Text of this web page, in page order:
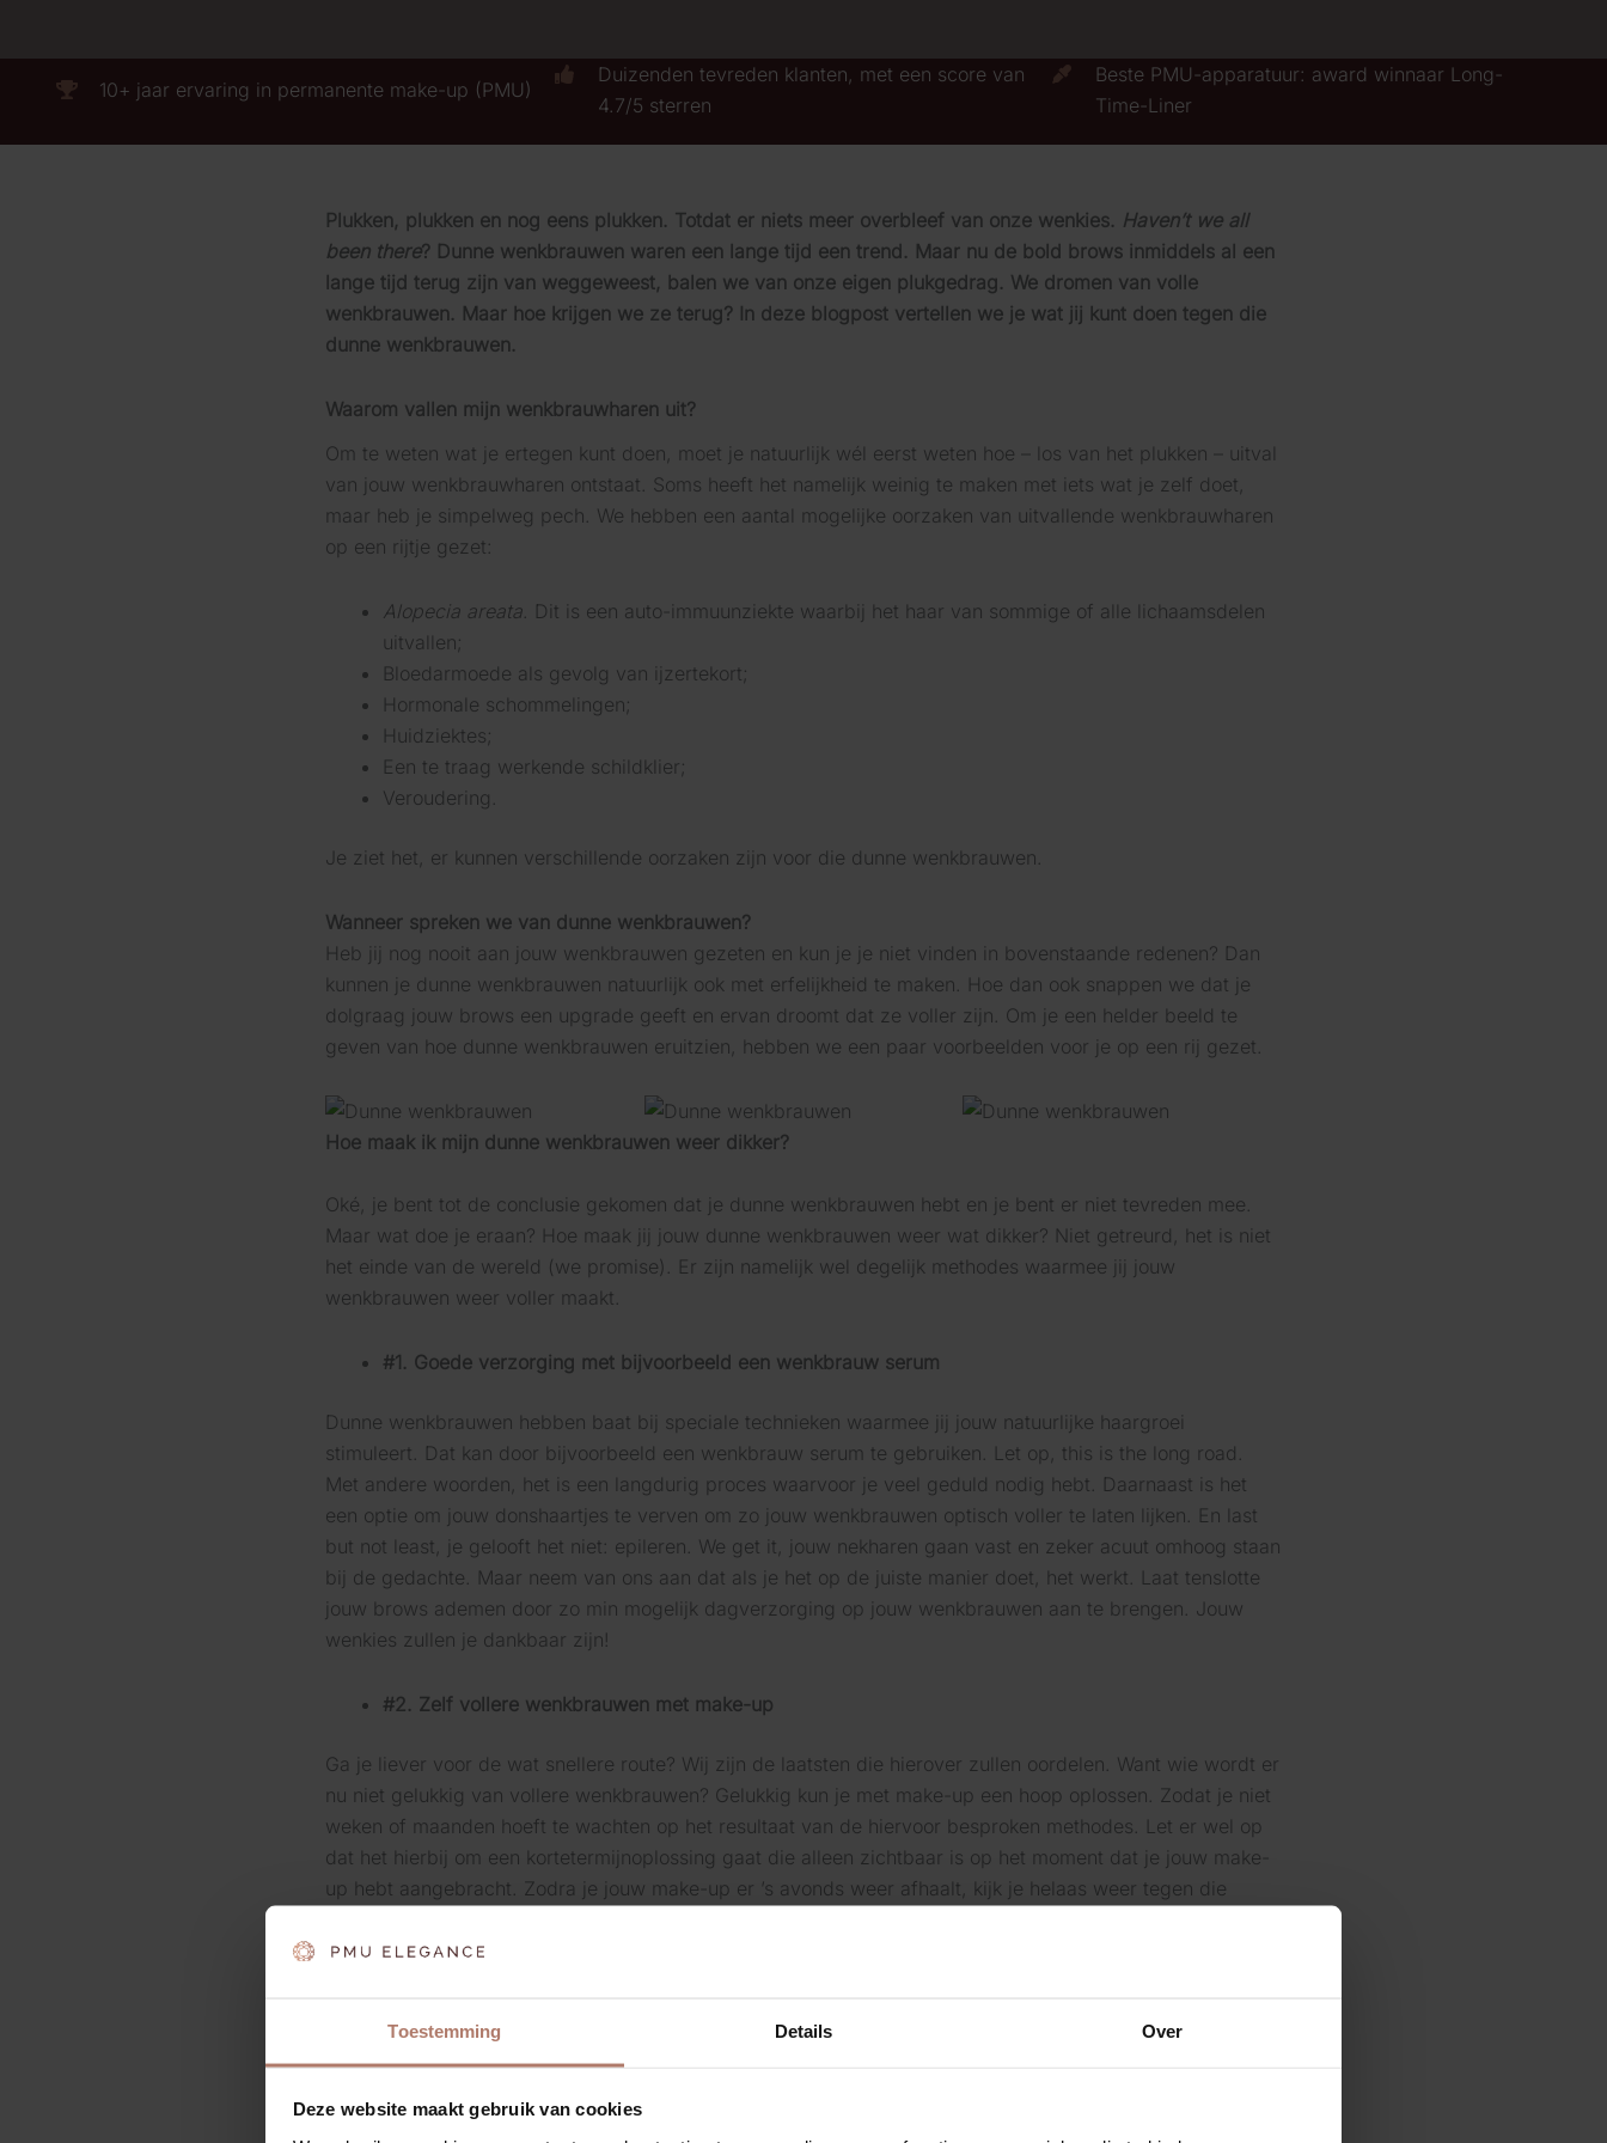
Toestemming Details Over
Deze website maakt gebruik van cookies
10+ jaar ervaring in permanente make-up (PMU)
Duizenden tevreden klanten, met een score van
4.7/5 sterren
Beste PMU-apparatuur: award winnaar Long-
Time-Liner
Plukken, plukken en nog eens plukken. Totdat er niets meer overbleef van onze wenkies. Haven’t we all
been there? Dunne wenkbrauwen waren een lange tijd een trend. Maar nu de bold brows inmiddels al een
lange tijd terug zijn van weggeweest, balen we van onze eigen plukgedrag. We dromen van volle
wenkbrauwen. Maar hoe krijgen we ze terug? In deze blogpost vertellen we je wat jij kunt doen tegen die
dunne wenkbrauwen.
Waarom vallen mijn wenkbrauwharen uit?
Om te weten wat je ertegen kunt doen, moet je natuurlijk wél eerst weten hoe – los van het plukken – uitval
van jouw wenkbrauwharen ontstaat. Soms heeft het namelijk weinig te maken met iets wat je zelf doet,
maar heb je simpelweg pech. We hebben een aantal mogelijke oorzaken van uitvallende wenkbrauwharen
op een rijtje gezet:
Alopecia areata. Dit is een auto-immuunziekte waarbij het haar van sommige of alle lichaamsdelen
uitvallen;
Bloedarmoede als gevolg van ijzertekort;
Hormonale schommelingen;
Huidziektes;
Een te traag werkende schildklier;
Veroudering.
Je ziet het, er kunnen verschillende oorzaken zijn voor die dunne wenkbrauwen.
Wanneer spreken we van dunne wenkbrauwen?
Heb jij nog nooit aan jouw wenkbrauwen gezeten en kun je je niet vinden in bovenstaande redenen? Dan
kunnen je dunne wenkbrauwen natuurlijk ook met erfelijkheid te maken. Hoe dan ook snappen we dat je
dolgraag jouw brows een upgrade geeft en ervan droomt dat ze voller zijn. Om je een helder beeld te
geven van hoe dunne wenkbrauwen eruitzien, hebben we een paar voorbeelden voor je op een rij gezet.
Hoe maak ik mijn dunne wenkbrauwen weer dikker?
Oké, je bent tot de conclusie gekomen dat je dunne wenkbrauwen hebt en je bent er niet tevreden mee.
Maar wat doe je eraan? Hoe maak jij jouw dunne wenkbrauwen weer wat dikker? Niet getreurd, het is niet
het einde van de wereld (we promise). Er zijn namelijk wel degelijk methodes waarmee jij jouw
wenkbrauwen weer voller maakt.
#1. Goede verzorging met bijvoorbeeld een wenkbrauw serum
Dunne wenkbrauwen hebben baat bij speciale technieken waarmee jij jouw natuurlijke haargroei
stimuleert. Dat kan door bijvoorbeeld een wenkbrauw serum te gebruiken. Let op, this is the long road.
Met andere woorden, het is een langdurig proces waarvoor je veel geduld nodig hebt. Daarnaast is het
een optie om jouw donshaartjes te verven om zo jouw wenkbrauwen optisch voller te laten lijken. En last
but not least, je gelooft het niet: epileren. We get it, jouw nekharen gaan vast en zeker acuut omhoog staan
bij de gedachte. Maar neem van ons aan dat als je het op de juiste manier doet, het werkt. Laat tenslotte
jouw brows ademen door zo min mogelijk dagverzorging op jouw wenkbrauwen aan te brengen. Jouw
wenkies zullen je dankbaar zijn!
#2. Zelf vollere wenkbrauwen met make-up
Ga je liever voor de wat snellere route? Wij zijn de laatsten die hierover zullen oordelen. Want wie wordt er
nu niet gelukkig van vollere wenkbrauwen? Gelukkig kun je met make-up een hoop oplossen. Zodat je niet
weken of maanden hoeft te wachten op het resultaat van de hiervoor besproken methodes. Let er wel op
dat het hierbij om een kortetermijnoplossing gaat die alleen zichtbaar is op het moment dat je jouw make-
up hebt aangebracht. Zodra je jouw make-up er ’s avonds weer afhaalt, kijk je helaas weer tegen die
twee tools voor nodig: een schuin aflopend kwastje en wenkbrauwpoeder. Het vullen van de wenkbrauwen
#3. Blijvend volle wenkbrauwen met permanente make-up